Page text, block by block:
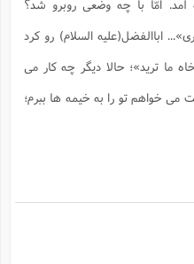
امّا با چه وضعی روبرو شد؟
اباالفضل(علیه السلام) رو کرد
ما ترید»؛ حالا دیگر چه کار می
خواهم تو را به خیمه ها ببرم؛